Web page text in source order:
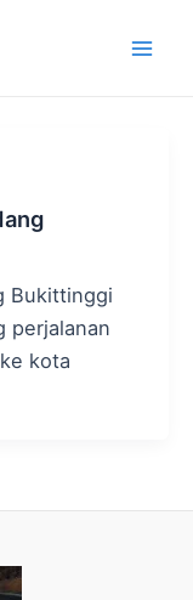
Bukittinggi
perjalanan
kota